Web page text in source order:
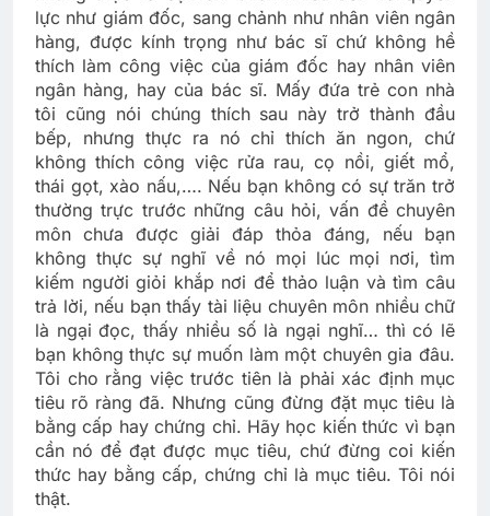
lực như giám đốc, sang chảnh như nhân viên ngân
hàng, được kính trọng như bác sĩ chứ không hề
thích làm công việc của giám đốc hay nhân viên
ngân hàng, hay của bác sĩ. Mấy đứa trẻ con nhà
tôi cũng nói chúng thích sau này trở thành đầu
bếp, nhưng thực ra nó chỉ thích ăn ngon, chứ
không thích công việc rửa rau, cọ nồi, giết mổ,
thái gọt, xào nấu,…. Nếu bạn không có sự trăn trở
thường trực trước những câu hỏi, vấn đề chuyên
môn chưa được giải đáp thỏa đáng, nếu bạn
không thực sự nghĩ về nó mọi lúc mọi nơi, tìm
kiếm người giỏi khắp nơi để thảo luận và tìm câu
trả lời, nếu bạn thấy tài liệu chuyên môn nhiều chữ
là ngại đọc, thấy nhiều số là ngại nghĩ… thì có lẽ
bạn không thực sự muốn làm một chuyên gia đâu.
Tôi cho rằng việc trước tiên là phải xác định mục
tiêu rõ ràng đã. Nhưng cũng đừng đặt mục tiêu là
bằng cấp hay chứng chỉ. Hãy học kiến thức vì bạn
cần nó để đạt được mục tiêu, chứ đừng coi kiến
thức hay bằng cấp, chứng chỉ là mục tiêu. Tôi nói
thật.